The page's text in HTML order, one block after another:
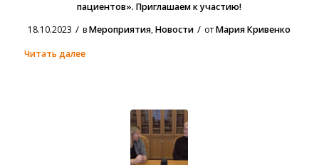
пациентов». Приглашаем к участию!
18.10.2023 / вМероприятия,Новости / отМария Кривенко
Читать далее